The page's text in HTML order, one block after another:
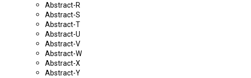
Abstract-R
Abstract-S
Abstract-T
Abstract-U
Abstract-V
Abstract-W
Abstract-X
Abstract-Y